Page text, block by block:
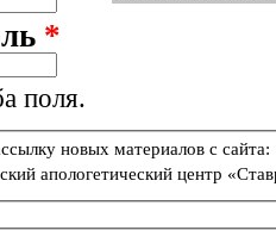
*
поля.
новых материалов с сайта:
апологетический центр